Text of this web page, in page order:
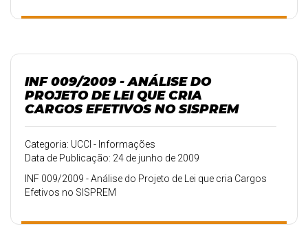
INF 009/2009 - ANÁLISE DO
PROJETO DE LEI QUE CRIA
CARGOS EFETIVOS NO SISPREM
Categoria: UCCI - Informações
Data de Publicação: 24 de junho de 2009
INF 009/2009 - Análise do Projeto de Lei que cria Cargos
Efetivos no SISPREM